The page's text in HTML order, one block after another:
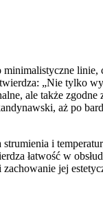
linie,
„Nie tylko
ale także
aż po
i
łatwość w
jej